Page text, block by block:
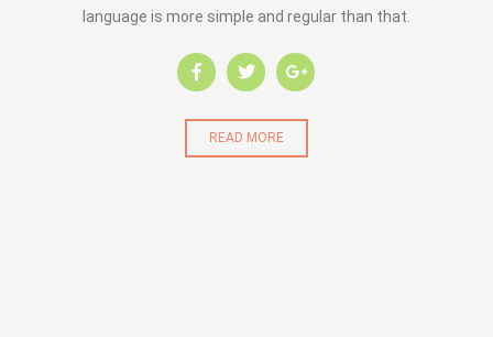
language is more simple and regular than that.
READ MORE